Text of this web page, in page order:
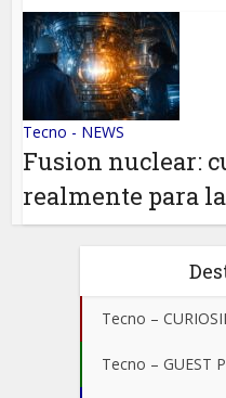
Tecno - NEWS
Fusion nuclear:
realmente para
Tecno –
Tecno – GUEST